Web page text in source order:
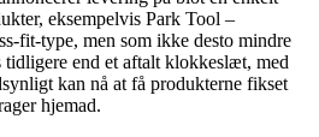
eksempelvis Park Tool –
fit-type, men som ikke desto mindre
tidligere end et aftalt klokkeslæt, med
kan nå at få produkterne fikset
hjemad.